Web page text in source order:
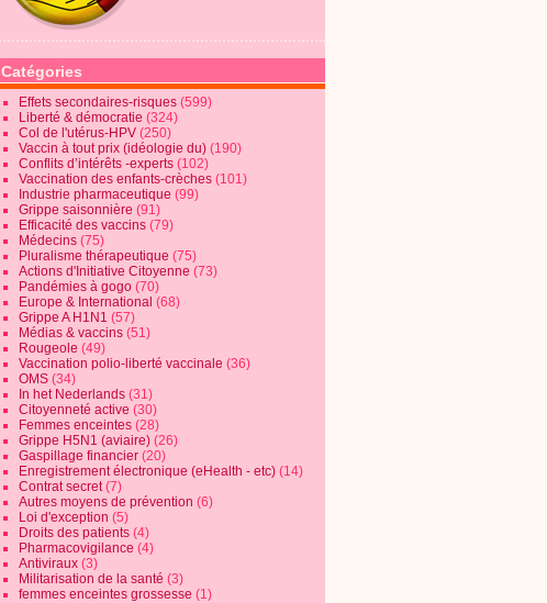
Catégories
Effets secondaires-risques (599)
Liberté & démocratie (324)
Col de l'utérus-HPV (250)
Vaccin à tout prix (idéologie du) (190)
Conflits d’intérêts -experts (102)
Vaccination des enfants-crèches (101)
Industrie pharmaceutique (99)
Grippe saisonnière (91)
Efficacité des vaccins (79)
Médecins (75)
Pluralisme thérapeutique (75)
Actions d'Initiative Citoyenne (73)
Pandémies à gogo (70)
Europe & International (68)
Grippe A H1N1 (57)
Médias & vaccins (51)
Rougeole (49)
Vaccination polio-liberté vaccinale (36)
OMS (34)
In het Nederlands (31)
Citoyenneté active (30)
Femmes enceintes (28)
Grippe H5N1 (aviaire) (26)
Gaspillage financier (20)
Enregistrement électronique (eHealth - etc) (14)
Contrat secret(7)
Autres moyens de prévention (6)
Loi d'exception (5)
Droits des patients (4)
Pharmacovigilance (4)
Antiviraux (3)
Militarisation de la santé (3)
femmes enceintes grossesse (1)